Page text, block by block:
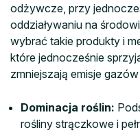
odżywcze, przy
oddziaływaniu na
wybrać takie produkty i
które jednocześnie
zmniejszają emisje
Dominacja roślin:
rośliny strączkowe i